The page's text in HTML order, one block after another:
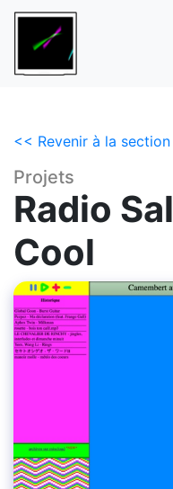
<< Revenir à la
Projets
Radio
Cool